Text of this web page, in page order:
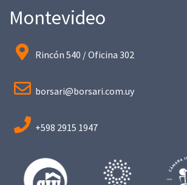
Montevideo
Rincón 540 / Oficina 302
borsari@borsari.com.uy
+598 2915 1947